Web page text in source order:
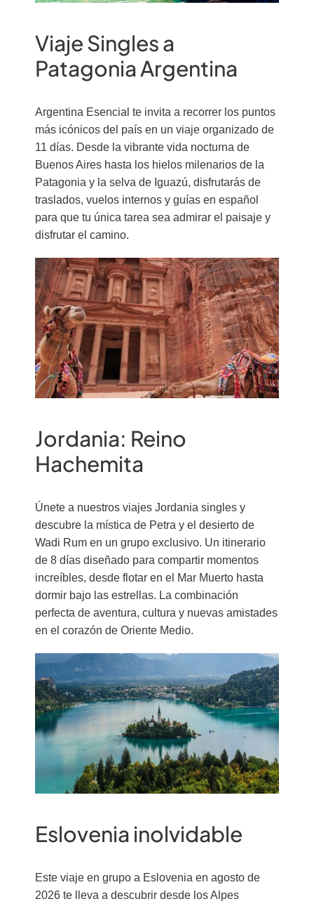
Viaje Singles a
Patagonia Argentina
Argentina Esencial te invita a recorrer los puntos
más icónicos del país en un viaje organizado de
11 días. Desde la vibrante vida nocturna de
Buenos Aires hasta los hielos milenarios de la
Patagonia y la selva de Iguazú, disfrutarás de
traslados, vuelos internos y guías en español
para que tu única tarea sea admirar el paisaje y
disfrutar el camino.
Jordania: Reino
Hachemita
Únete a nuestros viajes Jordania singles y
descubre la mística de Petra y el desierto de
Wadi Rum en un grupo exclusivo. Un itinerario
de 8 días diseñado para compartir momentos
increíbles, desde flotar en el Mar Muerto hasta
dormir bajo las estrellas. La combinación
perfecta de aventura, cultura y nuevas amistades
en el corazón de Oriente Medio.
Eslovenia inolvidable
Este viaje en grupo a Eslovenia en agosto de
2026 te lleva a descubrir desde los Alpes